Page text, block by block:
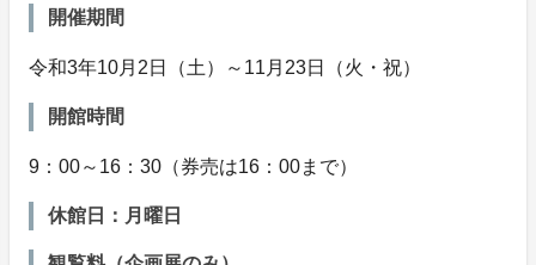
開催期間
令和3年10月2日（土）～11月23日（火・祝）
開館時間
9：00～16：30（券売は16：00まで）
休館日：月曜日